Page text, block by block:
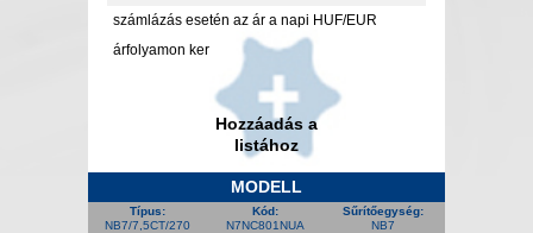
számlázás esetén az ár a napi HUF/EUR
árfolyamon kerül felszámításra.)
Hozzáadás a
listához
MODELL
Típus:
NB7/7,5CT/270
Kód:
N7NC801NUA
Sűrítőegység:
NB7